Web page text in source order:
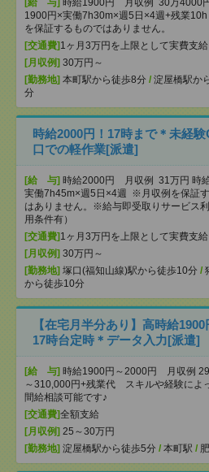
[給 与]
時給1900円 月収例 30万4000
1900円×実働7h30m×週5日×4週+残業
を保証するものではありません。
[交通費] 1ヶ月3万円を上限として実費支給
[月収例] 30万円～
[勤務地] 本町駅から徒歩8分 / 淀屋橋駅か
分
時給2000円！17時まで＊未経
口での軽作業[派遣]
[給 与] 時給2000円 月収例 31万円 時
実働7h45m×週5日×4週 ※月収例を保証
はありません。※給与即受取りサービス
用条件有）
[交通費] 1ヶ月3万円を上限として実費支給
[月収例] 30万円～
[勤務地] 塚口(福知山線)駅から徒歩10分 /
から徒歩10分
【在宅月半分あり】高時給
17時台定時＊データ入力[派遣]
[給 与] 時給1900円～2000円 月収例
～310,000円+残業代 スキルや経験によ
間給相談可能です♪
[交通費]全額支給
[月収例] 25～30万円
[勤務地] 淀屋橋駅から徒歩5分 / 本町駅 /